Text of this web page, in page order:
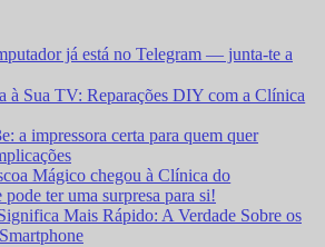
já está no Telegram — junta-te a
à Sua TV: Reparações DIY com a Clínica
a impressora certa para quem quer
Mágico chegou à Clínica do
ter uma surpresa para si!
Mais Rápido: A Verdade Sobre os